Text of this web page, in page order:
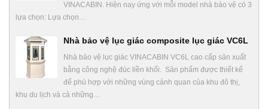
VINACABIN. Hiện nay ứng với mỗi model nhà bảo vệ có 3
lựa chọn: Lựa chọn…
Nhà bảo vệ lục giác composite lục giác VC6L
Nhà bảo vệ lục giác VINACABIN VC6L cao cấp sản xuất
bằng công nghệ đúc liền khối. Sản phẩm được thiết kế
để phù hợp với những vùng cảnh quan của khu đô thị,
khu du lịch và cả những…